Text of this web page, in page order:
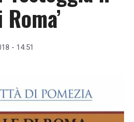
- 14:51